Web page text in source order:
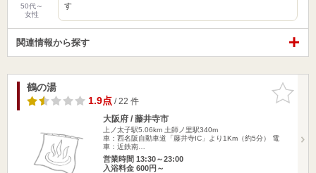
50代～
女性
す
関連情報から探す
お気に入
りに追加
鶴の湯
1.9点/ 22 件
大阪府 / 藤井寺市
上ノ太子駅5.06km 土師ノ里駅340m
車：西名阪自動車道「藤井寺IC」より1Km（約5分） 電
車：近鉄南…
営業時間 13:30～23:00
入浴料金 600円～